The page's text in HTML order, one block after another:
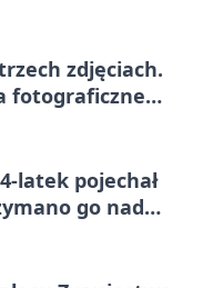
zdjęciach.
fotograficzne
latek pojechał
go nad